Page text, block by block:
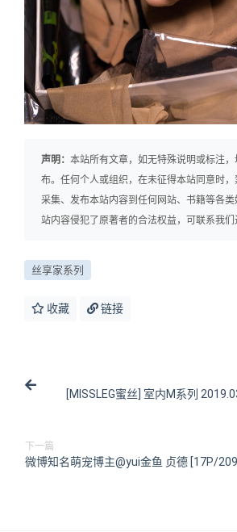
声明： 本站所有文章，如无特殊说明或标注
布。任何个人或组织，在未征得本站同意时，
采集、发布本站内容到任何网站、书籍等各
站内容侵犯了原著者的合法权益，可联系我们
丝享家系列
收藏 链接
[MISSLEG蜜丝] 室内M系列
下一篇
微博知名萌宠博主@yui金鱼 贞德 [17P/